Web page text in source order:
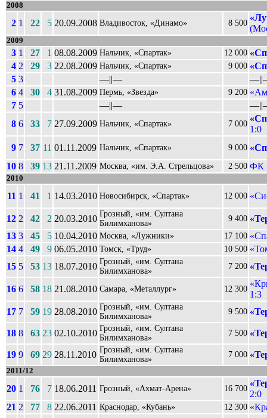
2008
2 1 22 5 20.09.2008 Владивосток, «Динамо» 8 500
2009
3 1 27 1 08.08.2009 Нальчик, «Спартак» 12 000
4 2 29 3 22.08.2009 Нальчик, «Спартак» 9 000
5 3 ––||––
6 4 30 4 31.08.2009 Пермь, «Звезда» 9 200
7 5 ––||––
8 6 33 7 27.09.2009 Нальчик, «Спартак» 7 000
1:0
9 7 37 11 01.11.2009 Нальчик, «Спартак» 9 000
10 8 39 13 21.11.2009 Москва, «им. Э.А. Стрельцова» 2 500 ФК
2010
11 1 41 1 14.03.2010 Новосибирск, «Спартак» 12 000
12 2 42 2 20.03.2010 Грозный, «им. Султана
Билимханова»
9 400
13 3 45 5 10.04.2010 Москва, «Лужники» 17 100
14 4 49 9 06.05.2010 Томск, «Труд» 10 500
15 5 53 13 18.07.2010 Грозный, «им. Султана
Билимханова»
7 200
16 6 58 18 21.08.2010 Самара, «Металлург» 12 300
1:3
17 7 59 19 28.08.2010 Грозный, «им. Султана
Билимханова»
9 500
18 8 63 23 02.10.2010 Грозный, «им. Султана
Билимханова»
7 500
19 9 69 29 28.11.2010 Грозный, «им. Султана
Билимханова»
7 000
2011/12
20 1 76 7 18.06.2011 Грозный, «Ахмат-Арена» 16 700
2:0
21 2 77 8 22.06.2011 Краснодар, «Кубань» 12 300